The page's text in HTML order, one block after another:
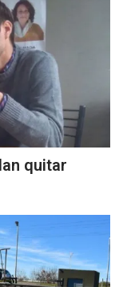
quitar